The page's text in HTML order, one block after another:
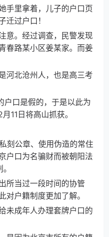
里拿着，儿子的户口页
迁过户口！
。经过调查，民警发现
春路某小区姜某家。而姜
北沧州人，也是高三考
口是假的，于是以此为
11日将高山抓获。
公章、使用伪造的常住
户口为名骗财而被朝阳法
当过一段时间的协管
对户籍制度更加了解。
成年人办理套牌户口的